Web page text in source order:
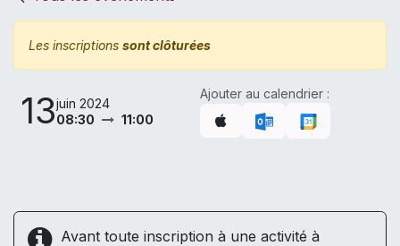
Les inscriptions sont clôturées
13juin 2024
08:30
11:00
Ajouter au calendrier :
Avant toute inscription à une activité à